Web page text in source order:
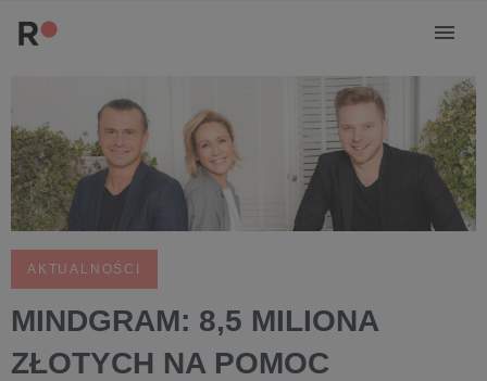
AKTUALNOŚCI
MINDGRAM: 8,5 MILIONA
ZŁOTYCH NA POMOC